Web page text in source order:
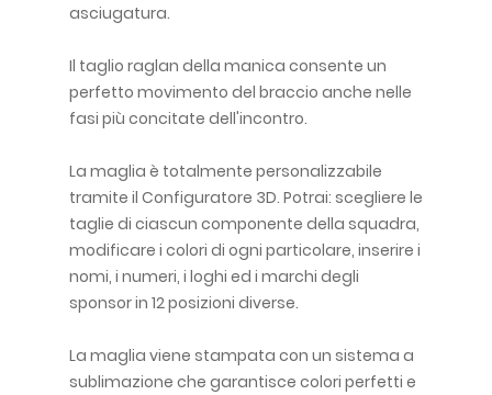
asciugatura.
Il taglio raglan della manica consente un
perfetto movimento del braccio anche nelle
fasi più concitate dell'incontro.
La maglia è totalmente personalizzabile
tramite il Configuratore 3D. Potrai: scegliere le
taglie di ciascun componente della squadra,
modificare i colori di ogni particolare, inserire i
nomi, i numeri, i loghi ed i marchi degli
sponsor in 12 posizioni diverse.
La maglia viene stampata con un sistema a
sublimazione che garantisce colori perfetti e